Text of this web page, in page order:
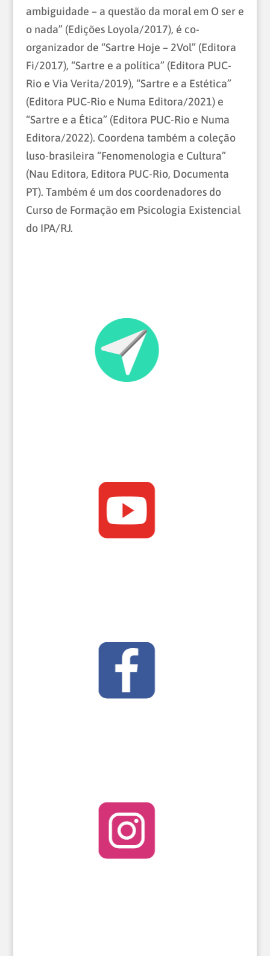
ambiguidade – a questão da moral em O ser e
o nada” (Edições Loyola/2017), é co-
organizador de “Sartre Hoje – 2Vol” (Editora
Fi/2017), “Sartre e a política” (Editora PUC-
Rio e Via Verita/2019), “Sartre e a Estética”
(Editora PUC-Rio e Numa Editora/2021) e
“Sartre e a Ética” (Editora PUC-Rio e Numa
Editora/2022). Coordena também a coleção
luso-brasileira “Fenomenologia e Cultura”
(Nau Editora, Editora PUC-Rio, Documenta
PT). Também é um dos coordenadores do
Curso de Formação em Psicologia Existencial
do IPA/RJ.